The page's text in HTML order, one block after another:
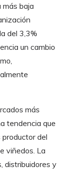
más baja
del 3,3%
un cambio
más
tendencia que
productor del
viñedos. La
distribuidores y